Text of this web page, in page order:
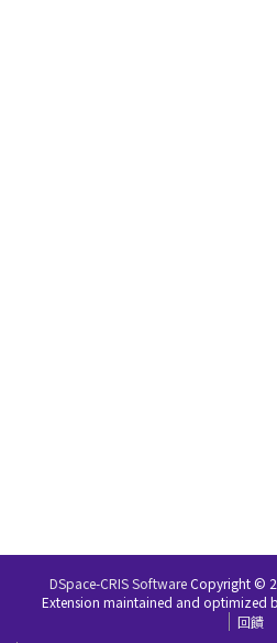
DSpace-CRIS SoftwareCopyright ©
Extension maintained and optimized
回饋